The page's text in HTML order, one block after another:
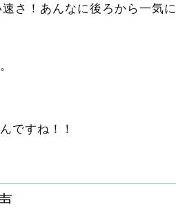
さ！あんなに後ろから一気に
ですね！！